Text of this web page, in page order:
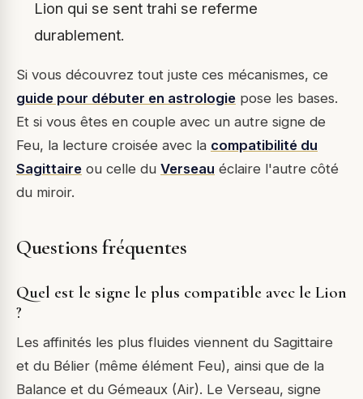
Lion qui se sent trahi se referme
durablement.
Si vous découvrez tout juste ces mécanismes, ce
guide pour débuter en astrologie pose les bases.
Et si vous êtes en couple avec un autre signe de
Feu, la lecture croisée avec la compatibilité du
Sagittaire ou celle du Verseau éclaire l'autre côté
du miroir.
Questions fréquentes
Quel est le signe le plus compatible avec le Lion
?
Les affinités les plus fluides viennent du Sagittaire
et du Bélier (même élément Feu), ainsi que de la
Balance et du Gémeaux (Air). Le Verseau, signe